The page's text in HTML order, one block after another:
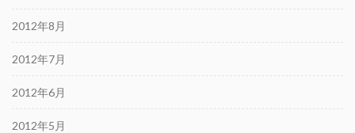
2012年8月
2012年7月
2012年6月
2012年5月